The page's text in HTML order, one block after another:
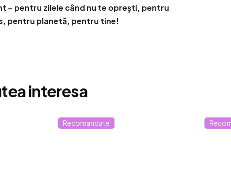
– pentru zilele când nu te oprești, pentru
pentru planetă, pentru tine!
interesa
Recomandate